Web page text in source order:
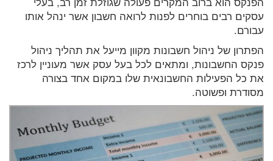
עסקים רבים בוחרים לפנות לרואה חשבון אשר ינהל אותו
עבורם.
הפתרון של ניהול חשבונות מקוון מייעל את תהליך ניהול
פנקס החשבונות, ומתאים לכל בעל עסק אשר מעוניין לרכז
את כל הפעילות החשבונאית שלו במקום אחד בצורה
מסודרת ופשוטה.